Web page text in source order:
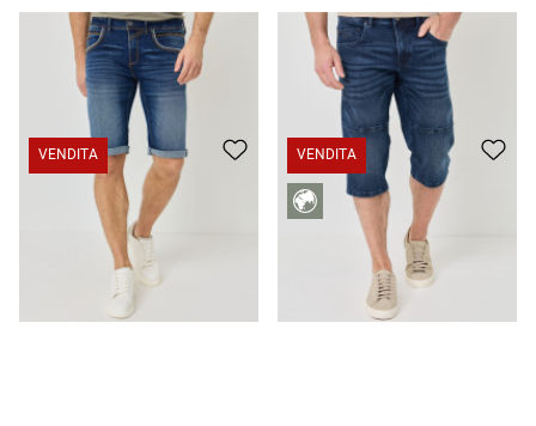
CHF 39.95 CHF 29.95 Jeans skater in denim elasticizzato CHF 49.95 CHF 29.95
VENDITA VENDITA